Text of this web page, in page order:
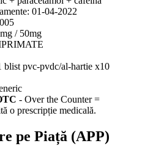
01-04-2022
/ 50mg
blist pvc-pvdc/al-hartie x10
- Over the Counter =
o prescripție medicală.
pe Piață (APP)